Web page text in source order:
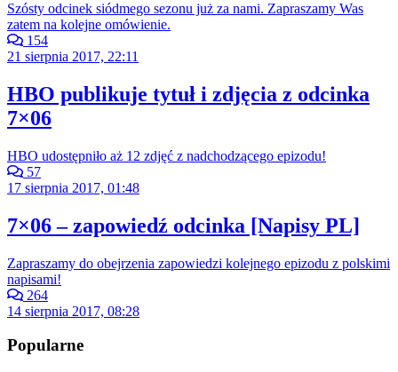
Szósty odcinek siódmego sezonu już za nami. Zapraszamy Was
zatem na kolejne omówienie.
154
21 sierpnia 2017, 22:11
HBO publikuje tytuł i zdjęcia z odcinka
7×06
HBO udostępniło aż 12 zdjęć z nadchodzącego epizodu!
57
17 sierpnia 2017, 01:48
7×06 – zapowiedź odcinka [Napisy PL]
Zapraszamy do obejrzenia zapowiedzi kolejnego epizodu z polskimi
napisami!
264
14 sierpnia 2017, 08:28
Popularne